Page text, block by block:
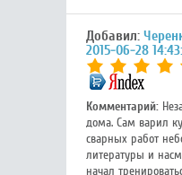
Добавил:
2015-06-28
Комментарий:
дома. Сам варил
сварных работ
литературы и
начал